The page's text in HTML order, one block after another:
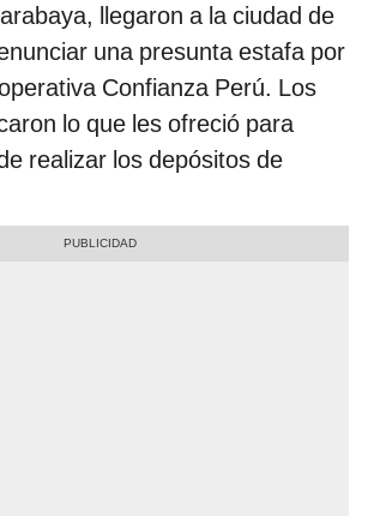
llegaron a la ciudad de
una presunta estafa por
Confianza Perú. Los
lo que les ofreció para
realizar los depósitos de